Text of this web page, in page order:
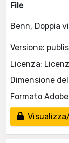
File
Benn, Doppia
Versione:
Licenza:
Dimensione
Formato Adobe